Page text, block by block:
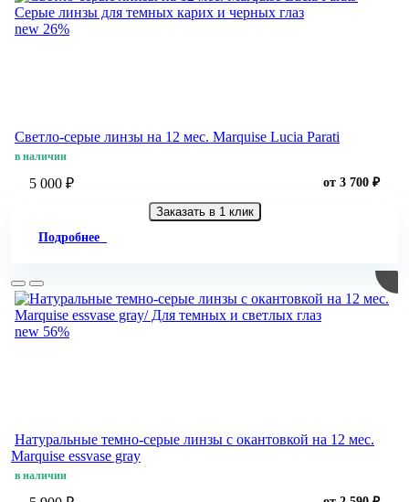
new 26%
Светло-серые линзы на 12 мес. Marquise Lucia Parati
в наличии
5 000 ₽ от 3 700 ₽
Заказать в 1 клик
Подробнее
new 56%
Натуральные темно-серые линзы c окантовкой на 12 мес.
Marquise essvase gray
в наличии